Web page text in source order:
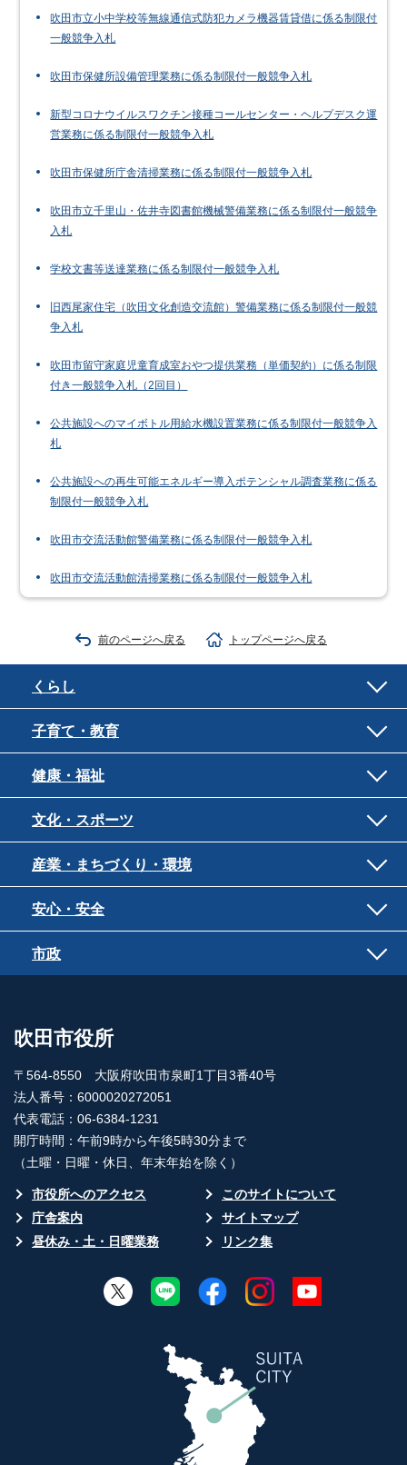
吹田市立小中学校等無線通信式防犯カメラ機器賃貸借に係る制限付
一般競争入札
吹田市保健所設備管理業務に係る制限付一般競争入札
新型コロナウイルスワクチン接種コールセンター・ヘルプデスク運
営業務に係る制限付一般競争入札
吹田市保健所庁舎清掃業務に係る制限付一般競争入札
吹田市立千里山・佐井寺図書館機械警備業務に係る制限付一般競争
入札
学校文書等送達業務に係る制限付一般競争入札
旧西尾家住宅（吹田文化創造交流館）警備業務に係る制限付一般競
争入札
吹田市留守家庭児童育成室おやつ提供業務（単価契約）に係る制限
付き一般競争入札（2回目）
公共施設へのマイボトル用給水機設置業務に係る制限付一般競争入
札
公共施設への再生可能エネルギー導入ポテンシャル調査業務に係る
制限付一般競争入札
吹田市交流活動館警備業務に係る制限付一般競争入札
吹田市交流活動館清掃業務に係る制限付一般競争入札
前のページへ戻る トップページへ戻る
くらし
子育て・教育
健康・福祉
文化・スポーツ
産業・まちづくり・環境
安心・安全
市政
吹田市役所
〒564-8550 大阪府吹田市泉町1丁目3番40号
法人番号：6000020272051
代表電話：06-6384-1231
開庁時間：午前9時から午後5時30分まで
（土曜・日曜・休日、年末年始を除く）
市役所へのアクセス
このサイトについて
庁舎案内
サイトマップ
昼休み・土・日曜業務
リンク集